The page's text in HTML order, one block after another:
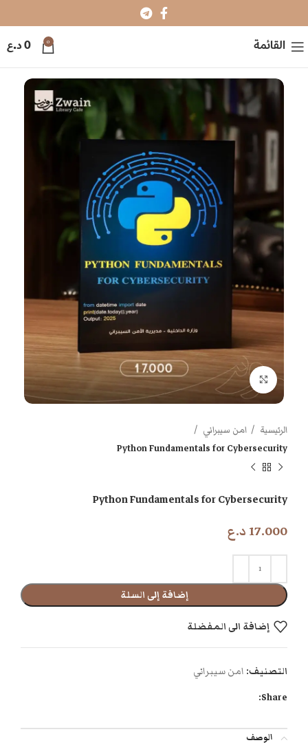
القائمة 0
0د.ع
اضغط للتكبير
الرئيسية
امن سيبراني
Python Fundamentals for Cybersecurity
Python Fundamentals for Cybersecurity
17.000 د.ع
إضافة إلى السلة
إضافة الى المفضلة
التصنيف: امن سيبراني
Share:
الوصف